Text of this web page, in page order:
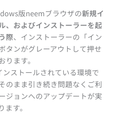
版neemブラウザの新規イ
、およびインストーラーを起
際、インストーラーの「イン
タンがグレーアウトして押せ
ます。
ストールされている環境で
のまま引き続き問題なくご利
ジョンへのアップデートが実
す。